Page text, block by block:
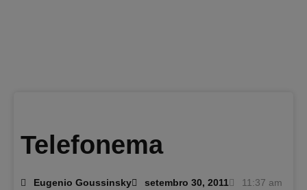
Telefonema
Eugenio Goussinsky setembro 30, 2011
11:37 am